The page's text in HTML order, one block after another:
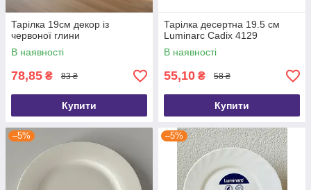
Тарілка 19см декор із
червоної глини
В наявності
78,85 ₴ 83 ₴
Купити
Тарілка десертна 19.5 см
Luminarc Cadix 4129
В наявності
55,10 ₴ 58 ₴
Купити
–5% –5%